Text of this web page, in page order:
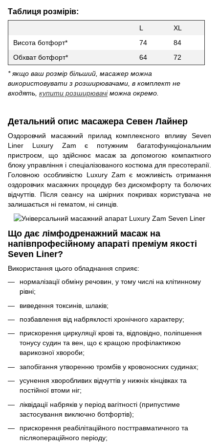
Таблиця розмірів:
L
XL
Висота ботфорт*
74
84
Обхват ботфорт*
64 72
* якщо ваш розмір більший, масажер можна
використовувати з розширювачами, в комплект не
входять, купити розширювачіможна окремо.
Детальний опис масажера Севен Лайнер
Оздоровчий масажний прилад комплексного впливу Seven
Liner Luxury Zam є потужним багатофункціональним
пристроєм, що здійснює масаж за допомогою компактного
блоку управління і спеціалізованого костюма для пресотерапії.
Головною особливістю Luxury Zam є можливість отримання
оздоровчих масажних процедур без дискомфорту та болючих
відчуттів. Після сеансу на шкірних покривах користувача не
залишається ні гематом, ні синців.
Що дає лімфодренажний масаж на
напівпрофесійному апараті преміум якості
Seven Liner?
Використання цього обладнання сприяє:
нормалізації обміну речовин, у тому числі на клітинному
рівні;
виведення токсинів, шлаків;
позбавлення від набряклості хронічного характеру;
прискорення циркуляції крові та, відповідно, поліпшення
тонусу судин та вен, що є кращою профілактикою
варикозної хвороби;
запобігання утворенню тромбів у кровоносних судинах;
усунення хворобливих відчуттів у нижніх кінцівках та
постійної втоми ніг;
ліквідації набряків у період вагітності (припустиме
застосування виключно ботфортів);
прискорення реабілітаційного посттравматичного та
післяопераційного періоду;